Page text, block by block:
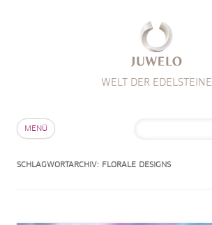
WELT DER EDELSTEINE
MENÜ
SCHLAGWORTARCHIV: FLORALE DESIGNS